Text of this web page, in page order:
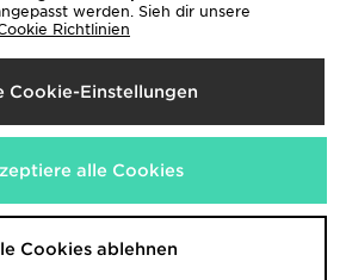
Lieferung Nach
folgende Zahlungsmethoden
Website www.jdplc.com
werden. Sieh dir unsere
Richtlinien
Cookie-Einstellungen
alle Cookies
Cookies ablehnen